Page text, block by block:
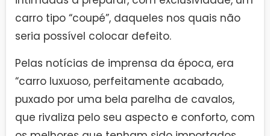
carro tipo “coupé”, daqueles nos quais não
seria possível colocar defeito.
Pelas notícias de imprensa da época, era
“carro luxuoso, perfeitamente acabado,
puxado por uma bela parelha de cavalos,
que rivaliza pelo seu aspecto e conforto, com